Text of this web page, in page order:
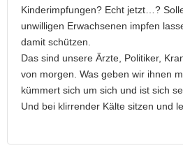
Kinderimpfungen? Echt jetzt…?
unwilligen Erwachsenen impfen
damit schützen.
Das sind unsere Ärzte, Politiker,
von morgen. Was geben wir ihnen
kümmert sich um sich und ist sich
Und bei klirrender Kälte sitzen und